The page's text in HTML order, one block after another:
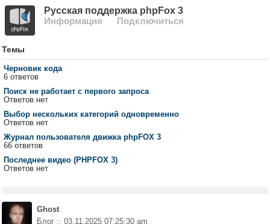
Русская поддержка phpFox 3
Информация
Подключиться
Темы
Черновик кода
6 ответов
Поиск не работает с первого запроса
Ответов нет
Выбор нескольких категорий одновременно
Ответов нет
Журнал пользователя движка phpFOX 3
66 ответов
Последнее видео (PHPFOX 3)
Ответов нет
Ghost
Блог :: 03.11.2025 07:25:30 am